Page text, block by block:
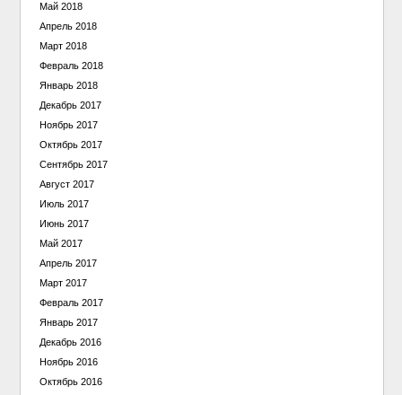
Май 2018
Апрель 2018
Март 2018
Февраль 2018
Январь 2018
Декабрь 2017
Ноябрь 2017
Октябрь 2017
Сентябрь 2017
Август 2017
Июль 2017
Июнь 2017
Май 2017
Апрель 2017
Март 2017
Февраль 2017
Январь 2017
Декабрь 2016
Ноябрь 2016
Октябрь 2016